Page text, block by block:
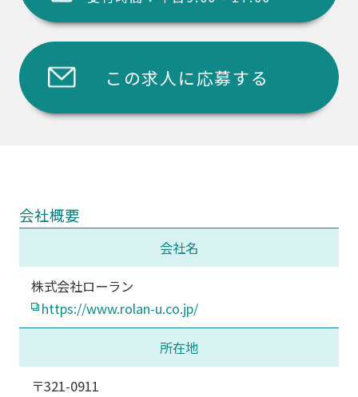
この求人に応募する
会社概要
会社名
株式会社ローラン
https://www.rolan-u.co.jp/
所在地
〒321-0911